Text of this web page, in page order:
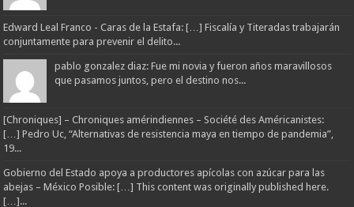
Edward Leal Franco - Caras de la Estafa: […] Fiscalía y Titeradas trabajarán
conjuntamente para prevenir el delito...
pablo gonzalez diaz: Fue mi novia y fueron años maravillosos
que pasamos juntos, pero el destino nos...
[Chroniques] – Chroniques amérindiennes – Société des Américanistes:
[…] Pedro Uc, “Alternativas de resistencia maya en tiempo de pandemia”,
19...
Gobierno del Estado apoya a productores apícolas con azúcar para las
abejas – México Posible: […] This content was originally published here.
[…]...